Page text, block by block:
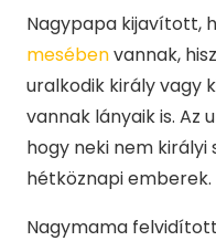
Nagypapa kijavított,
mesébenvannak,
uralkodik király vagy
vannak lányaik is. Az
hogy neki nem királyi
hétköznapi emberek.
Nagymama